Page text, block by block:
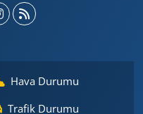
Hava Durumu
Trafik Durumu